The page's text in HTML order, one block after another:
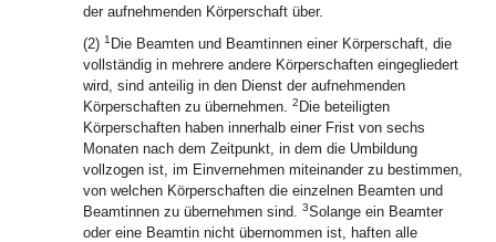
der aufnehmenden Körperschaft über.
(2) 1 Die Beamten und Beamtinnen einer Körperschaft, die
vollständig in mehrere andere Körperschaften eingegliedert
wird, sind anteilig in den Dienst der aufnehmenden
Körperschaften zu übernehmen. 2 Die beteiligten
Körperschaften haben innerhalb einer Frist von sechs
Monaten nach dem Zeitpunkt, in dem die Umbildung
vollzogen ist, im Einvernehmen miteinander zu bestimmen,
von welchen Körperschaften die einzelnen Beamten und
Beamtinnen zu übernehmen sind. 3Solange ein Beamter
oder eine Beamtin nicht übernommen ist, haften alle